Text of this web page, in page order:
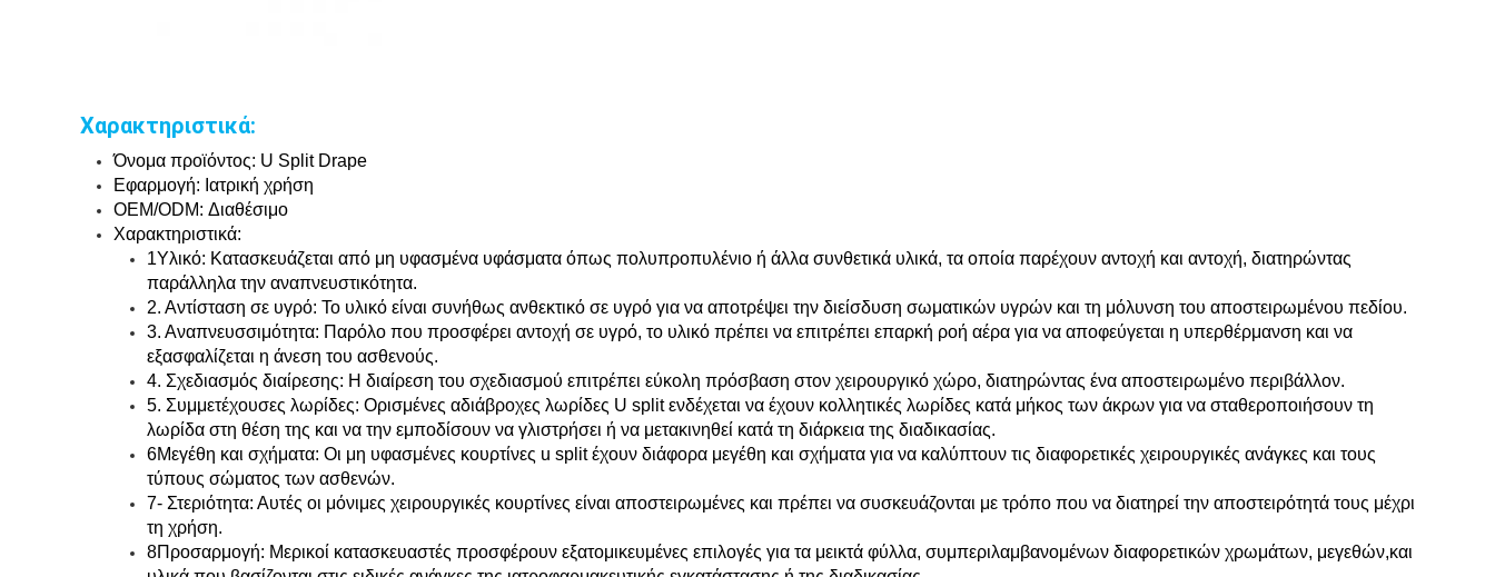
Χαρακτηριστικά:
Όνομα προϊόντος: U Split Drape
Εφαρμογή: Ιατρική χρήση
OEM/ODM: Διαθέσιμο
Χαρακτηριστικά:
1Υλικό: Κατασκευάζεται από μη υφασμένα υφάσματα όπως πολυπροπυλένιο ή άλλα συνθετικά υλικά, τα οποία παρέχουν αντοχή και αντοχή, διατηρώντας
παράλληλα την αναπνευστικότητα.
2. Αντίσταση σε υγρό: Το υλικό είναι συνήθως ανθεκτικό σε υγρό για να αποτρέψει την διείσδυση σωματικών υγρών και τη μόλυνση του αποστειρωμένου πεδίου.
3. Αναπνευσσιμότητα: Παρόλο που προσφέρει αντοχή σε υγρό, το υλικό πρέπει να επιτρέπει επαρκή ροή αέρα για να αποφεύγεται η υπερθέρμανση και να
εξασφαλίζεται η άνεση του ασθενούς.
4. Σχεδιασμός διαίρεσης: Η διαίρεση του σχεδιασμού επιτρέπει εύκολη πρόσβαση στον χειρουργικό χώρο, διατηρώντας ένα αποστειρωμένο περιβάλλον.
5. Συμμετέχουσες λωρίδες: Ορισμένες αδιάβροχες λωρίδες U split ενδέχεται να έχουν κολλητικές λωρίδες κατά μήκος των άκρων για να σταθεροποιήσουν τη
λωρίδα στη θέση της και να την εμποδίσουν να γλιστρήσει ή να μετακινηθεί κατά τη διάρκεια της διαδικασίας.
6Μεγέθη και σχήματα: Οι μη υφασμένες κουρτίνες u split έχουν διάφορα μεγέθη και σχήματα για να καλύπτουν τις διαφορετικές χειρουργικές ανάγκες και τους
τύπους σώματος των ασθενών.
7- Στεριότητα: Αυτές οι μόνιμες χειρουργικές κουρτίνες είναι αποστειρωμένες και πρέπει να συσκευάζονται με τρόπο που να διατηρεί την αποστειρότητά τους μέχρι
τη χρήση.
8Προσαρμογή: Μερικοί κατασκευαστές προσφέρουν εξατομικευμένες επιλογές για τα μεικτά φύλλα, συμπεριλαμβανομένων διαφορετικών χρωμάτων, μεγεθών,και